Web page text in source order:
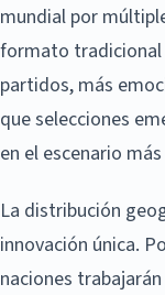
mundial por
formato tradicional
partidos, más
que selecciones
en el escenario
La distribución
innovación única.
naciones